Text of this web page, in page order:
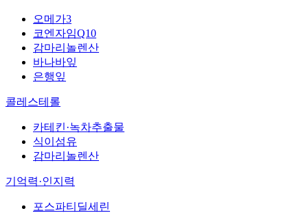
오메가3
코엔자임Q10
감마리놀렌산
바나바잎
은행잎
콜레스테롤
카테킨·녹차추출물
식이섬유
감마리놀렌산
기억력·인지력
포스파티딜세린